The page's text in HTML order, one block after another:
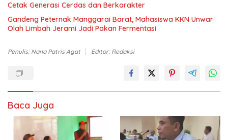
Cetak Generasi Cerdas dan Berkarakter
Gandeng Peternak Manggarai Barat, Mahasiswa KKN Unwar
Olah Limbah Jerami Jadi Pakan Fermentasi
Penulis: Nana Patris Agat Editor: Redaksi
Baca Juga